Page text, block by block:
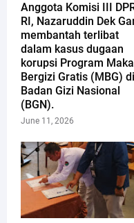
Anggota Komisi III
RI, Nazaruddin Dek
membantah terlibat
dalam kasus dugaan
korupsi Program
Bergizi Gratis (MBG) di
Badan Gizi Nasional
(BGN).
June 11, 2026